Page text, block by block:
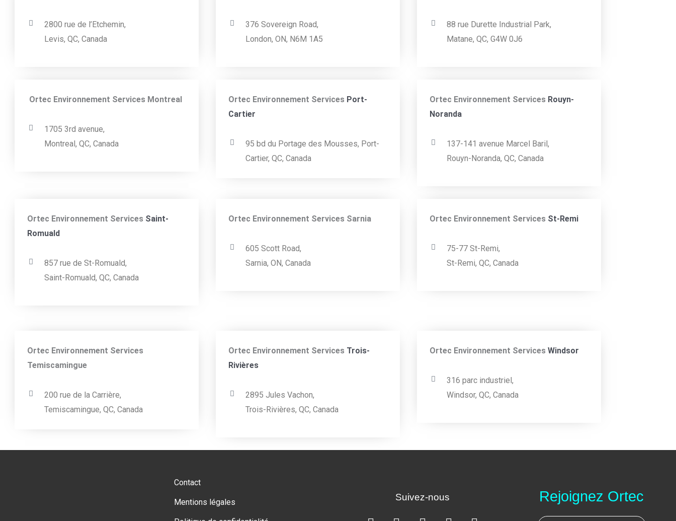
2800 rue de l’Etchemin,
Levis, QC, Canada
376 Sovereign Road,
London, ON, N6M 1A5
88 rue Durette Industrial Park,
Matane, QC, G4W 0J6
Ortec Environnement Services Montreal
1705 3rd avenue,
Montreal, QC, Canada
Ortec Environnement Services Port-
Cartier
95 bd du Portage des Mousses, Port-
Cartier, QC, Canada
Ortec Environnement Services Rouyn-
Noranda
137-141 avenue Marcel Baril,
Rouyn-Noranda, QC, Canada
Ortec Environnement Services Saint-
Romuald
857 rue de St-Romuald,
Saint-Romuald, QC, Canada
Ortec Environnement Services Sarnia
605 Scott Road,
Sarnia, ON, Canada
Ortec Environnement Services St-Remi
75-77 St-Remi,
St-Remi, QC, Canada
Ortec Environnement Services
Temiscamingue
200 rue de la Carrière,
Temiscamingue, QC, Canada
Ortec Environnement Services Trois-
Rivières
2895 Jules Vachon,
Trois-Rivières, QC, Canada
Ortec Environnement Services Windsor
316 parc industriel,
Windsor, QC, Canada
Contact
Mentions légales Suivez-nous Rejoignez Ortec